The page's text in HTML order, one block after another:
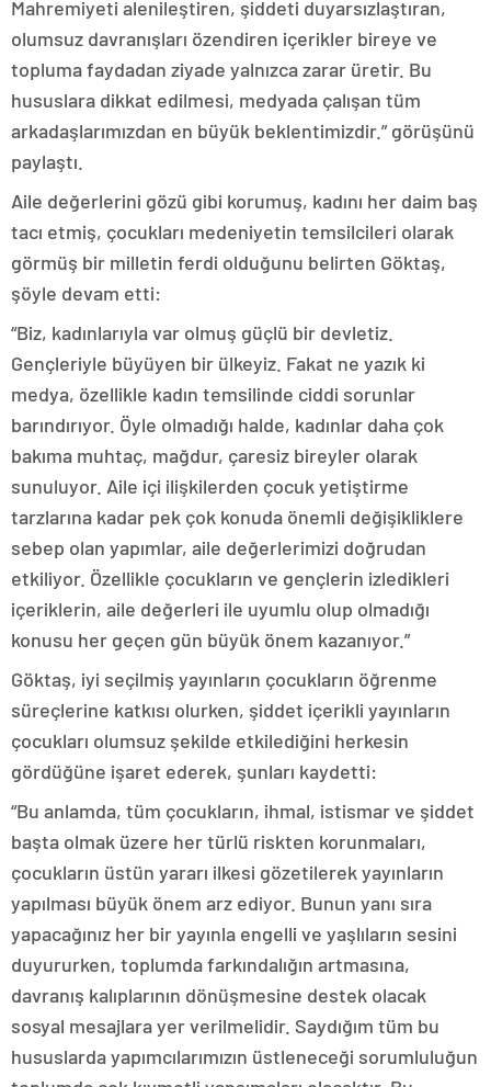
Mahremiyeti alenileştiren, şiddeti duyarsızlaştıran,
olumsuz davranışları özendiren içerikler bireye ve
topluma faydadan ziyade yalnızca zarar üretir. Bu
hususlara dikkat edilmesi, medyada çalışan tüm
arkadaşlarımızdan en büyük beklentimizdir.” görüşünü
paylaştı.
Aile değerlerini gözü gibi korumuş, kadını her daim baş
tacı etmiş, çocukları medeniyetin temsilcileri olarak
görmüş bir milletin ferdi olduğunu belirten Göktaş,
şöyle devam etti:
“Biz, kadınlarıyla var olmuş güçlü bir devletiz.
Gençleriyle büyüyen bir ülkeyiz. Fakat ne yazık ki
medya, özellikle kadın temsilinde ciddi sorunlar
barındırıyor. Öyle olmadığı halde, kadınlar daha çok
bakıma muhtaç, mağdur, çaresiz bireyler olarak
sunuluyor. Aile içi ilişkilerden çocuk yetiştirme
tarzlarına kadar pek çok konuda önemli değişikliklere
sebep olan yapımlar, aile değerlerimizi doğrudan
etkiliyor. Özellikle çocukların ve gençlerin izledikleri
içeriklerin, aile değerleri ile uyumlu olup olmadığı
konusu her geçen gün büyük önem kazanıyor.”
Göktaş, iyi seçilmiş yayınların çocukların öğrenme
süreçlerine katkısı olurken, şiddet içerikli yayınların
çocukları olumsuz şekilde etkilediğini herkesin
gördüğüne işaret ederek, şunları kaydetti:
“Bu anlamda, tüm çocukların, ihmal, istismar ve şiddet
başta olmak üzere her türlü riskten korunmaları,
çocukların üstün yararı ilkesi gözetilerek yayınların
yapılması büyük önem arz ediyor. Bunun yanı sıra
yapacağınız her bir yayınla engelli ve yaşlıların sesini
duyururken, toplumda farkındalığın artmasına,
davranış kalıplarının dönüşmesine destek olacak
sosyal mesajlara yer verilmelidir. Saydığım tüm bu
hususlarda yapımcılarımızın üstleneceği sorumluluğun